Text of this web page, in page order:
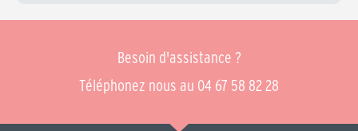
Besoin d'assistance ?
Téléphonez nous au 04 67 58 82 28